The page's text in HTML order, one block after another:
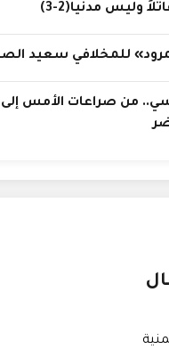
وليس مدنياً(2-3)
للمخلافي سعيد
من صراعات الأمس